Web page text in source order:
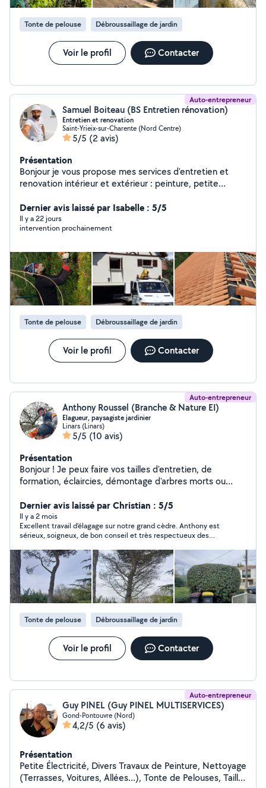
Tonte de pelouse Débroussaillage de jardin
Voir le profil Contacter
Auto-entrepreneur
Samuel Boiteau (BS Entretien rénovation)
Entretien et renovation
Saint-Yrieix-sur-Charente (Nord Centre)
5/5 (2 avis)
Présentation
Bonjour je vous propose mes services d'entretien et
renovation intérieur et extérieur : peinture, petite
réparation des gouttière, réparation murette et
peinture grille fer forgé ..... travaux propre et soigné
merci
Dernier avis laissé par Isabelle : 5/5
Il y a 22 jours
intervention prochainement
Tonte de pelouse Débroussaillage de jardin
Voir le profil Contacter
Auto-entrepreneur
Anthony Roussel (Branche & Nature EI)
Elagueur, paysagiste jardinier
Linars (Linars)
5/5 (10 avis)
Présentation
Bonjour ! Je peux faire vos tailles d'entretien, de
formation, éclaircies, démontage d'arbres morts ou
oiseaux , décorations en hauteur pour événements...
Inclus taille de haies, débroussailleuse, tonte,
désherbage. Un service sur mesure pour des jardins
beaux et sûrs.
Dernier avis laissé par Christian : 5/5
Il y a 2 mois
Excellent travail d’élagage sur notre grand cèdre. Anthony est
sérieux, soigneux, de bon conseil et très respectueux des
recommandons sans hésiter. »
Tonte de pelouse Débroussaillage de jardin
Voir le profil Contacter
Auto-entrepreneur
Guy PINEL (Guy PINEL MULTISERVICES)
Gond-Pontouvre (Nord)
4,2/5 (6 avis)
Présentation
Petite Électricité, Divers Travaux de Peinture, Nettoyage
(Terrasses, Voitures, Allées...), Tonte de Pelouses, Taille